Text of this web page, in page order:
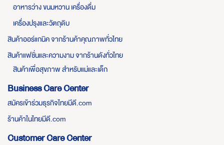
อาหารว่าง ขนมหวาน เครื่องดื่ม
เครื่องปรุงและวัตถุดิบ
สินค้าออร์แกนิค จากร้านค้าคุณภาพทั่วไทย
สินค้าแฟชั่นและความงาม จากร้านดังทั่วไทย
สินค้าเพื่อสุขภาพ สำหรับแม่และเด็ก
Business Care Center
สมัครเข้าร่วมธุรกิจไทยมีดี.com
ร้านค้าในไทยมีดี.com
Customer Care Center